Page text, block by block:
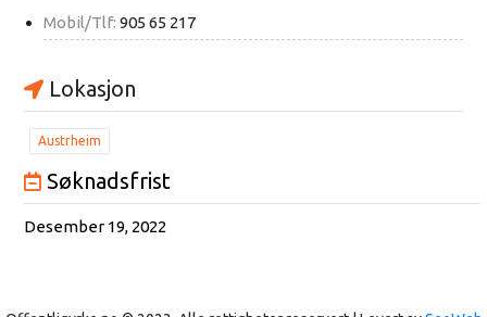
Mobil/Tlf: 905 65 217
Lokasjon
Austrheim
Søknadsfrist
Desember 19, 2022